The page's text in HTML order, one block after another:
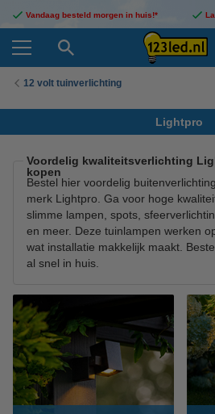
Vandaag besteld morgen in huis!*
12 volt tuinverlichting
Lightpro
Voordelig kwaliteitsverlichting
kopen
Bestel hier voordelig
merk Lightpro. Ga voor hoge
slimme lampen, spots,
en meer. Deze tuinlampen werken
wat installatie makkelijk maakt.
al snel in huis.